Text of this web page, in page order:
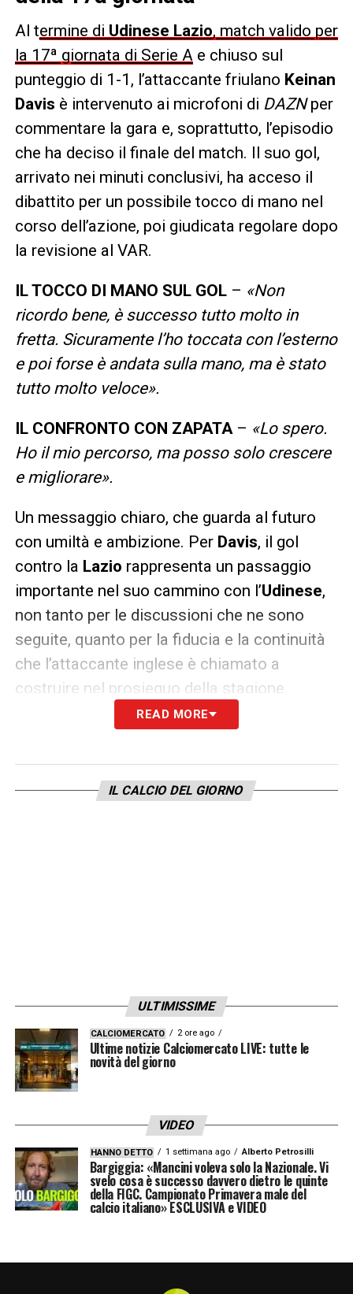
Al termine di Udinese Lazio, match valido per
la 17ª giornata di Serie A e chiuso sul
punteggio di 1-1, l’attaccante friulano Keinan
Davis è intervenuto ai microfoni di DAZNper
commentare la gara e, soprattutto, l’episodio
che ha deciso il finale del match. Il suo gol,
arrivato nei minuti conclusivi, ha acceso il
dibattito per un possibile tocco di mano nel
corso dell’azione, poi giudicata regolare dopo
la revisione al VAR.
IL TOCCO DI MANO SUL GOL– «Non
ricordo bene, è successo tutto molto in
fretta. Sicuramente l’ho toccata con l’esterno
e poi forse è andata sulla mano, ma è stato
tutto molto veloce».
IL CONFRONTO CON ZAPATA– «Lo spero.
Ho il mio percorso, ma posso solo crescere
e migliorare».
Un messaggio chiaro, che guarda al futuro
con umiltà e ambizione. Per Davis, il gol
contro la Lazio rappresenta un passaggio
importante nel suo cammino con l’Udinese,
non tanto per le discussioni che ne sono
seguite, quanto per la fiducia e la continuità
che l’attaccante inglese è chiamato a
costruire nel prosieguo della stagione.
Proteste della Lazio che poi sono culminate
LA PLAYLIST DELLE NOSTRE TOP NEWS
READ MORE
IL CALCIO DEL GIORNO
ULTIMISSIME
CALCIOMERCATO 2 ore ago
Ultime notizie Calciomercato LIVE: tutte le
novità del giorno
VIDEO
HANNO DETTO 1 settimana ago Alberto Petrosilli
Bargiggia: «Mancini voleva solo la Nazionale. Vi
svelo cosa è successo davvero dietro le quinte
della FIGC. Campionato Primavera male del
calcio italiano» ESCLUSIVA e VIDEO